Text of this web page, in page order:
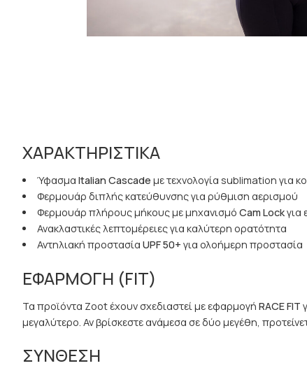
ΧΑΡΑΚΤΗΡΙΣΤΙΚΑ
Ύφασμα Italian Cascade με τεχνολογία sublimation για
Φερμουάρ διπλής κατεύθυνσης για ρύθμιση αερισμού
Φερμουάρ πλήρους μήκους με μηχανισμό Cam Lockγια
Ανακλαστικές λεπτομέρειες για καλύτερη ορατότητα
Αντηλιακή προστασία UPF50+ για ολοήμερη προστασία
ΕΦΑΡΜΟΓΗ (FIT)
Τα προϊόντα Zoot έχουν σχεδιαστεί με εφαρμογή RACEFIT
μεγαλύτερο. Αν βρίσκεστε ανάμεσα σε δύο μεγέθη,
ΣΥΝΘΕΣΗ